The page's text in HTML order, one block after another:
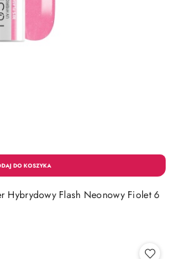
Hybrydowy Flash Neonowy Fiolet 6